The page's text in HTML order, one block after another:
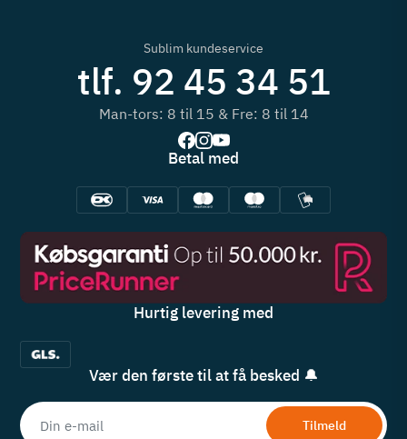
Sublim kundeservice
tlf. 92 45 34 51
Man-tors: 8 til 15 & Fre: 8 til 14
Betal med
Hurtig levering med
Vær den første til at få besked 🔔
Tilmeld